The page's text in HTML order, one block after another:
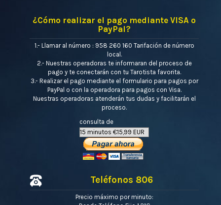
¿Cómo realizar el pago mediante VISA o
PayPal?
1.- Llamar al número : 958 260 160 Tarifación de número
local.
2.- Nuestras operadoras te informaran del proceso de
pago y te conectarán con tu Tarotista favorita.
3.- Realizar el pago mediante el formulario para pagos por
PayPal o con la operadora para pagos con Visa.
Nuestras operadoras atenderán tus dudas y facilitarán el
proceso.
consulta de
Teléfonos 806
Precio máximo por minuto: